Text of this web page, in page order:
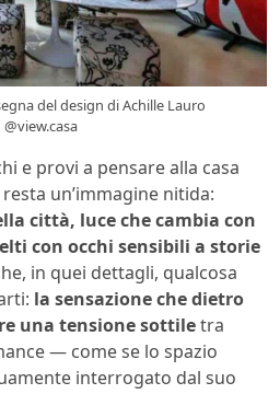
del design di Achille Lauro
e provi a pensare alla casa
un’immagine nitida:
città, luce che cambia con
con occhi sensibili a storie
in quei dettagli, qualcosa
la sensazione che dietro
una tensione sottiletra
— come se lo spazio
interrogato dal suo